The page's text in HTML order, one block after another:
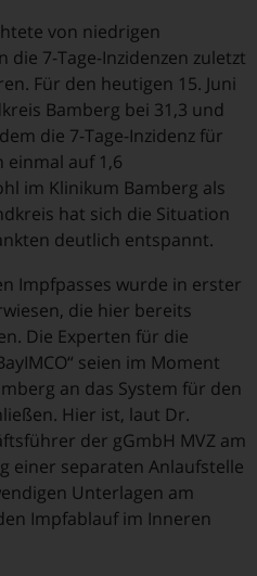
von niedrigen
die 7-Tage-Inzidenzen zuletzt
Für den heutigen 15. Juni
Bamberg bei 31,3 und
die 7-Tage-Inzidenz für
einmal auf 1,6
im Klinikum Bamberg als
hat sich die Situation
deutlich entspannt.
Impfpasses wurde in erster
die hier bereits
Die Experten für die
seien im Moment
an das System für den
Hier ist, laut Dr.
der gGmbH MVZ am
einer separaten Anlaufstelle
Unterlagen am
Impfablauf im Inneren